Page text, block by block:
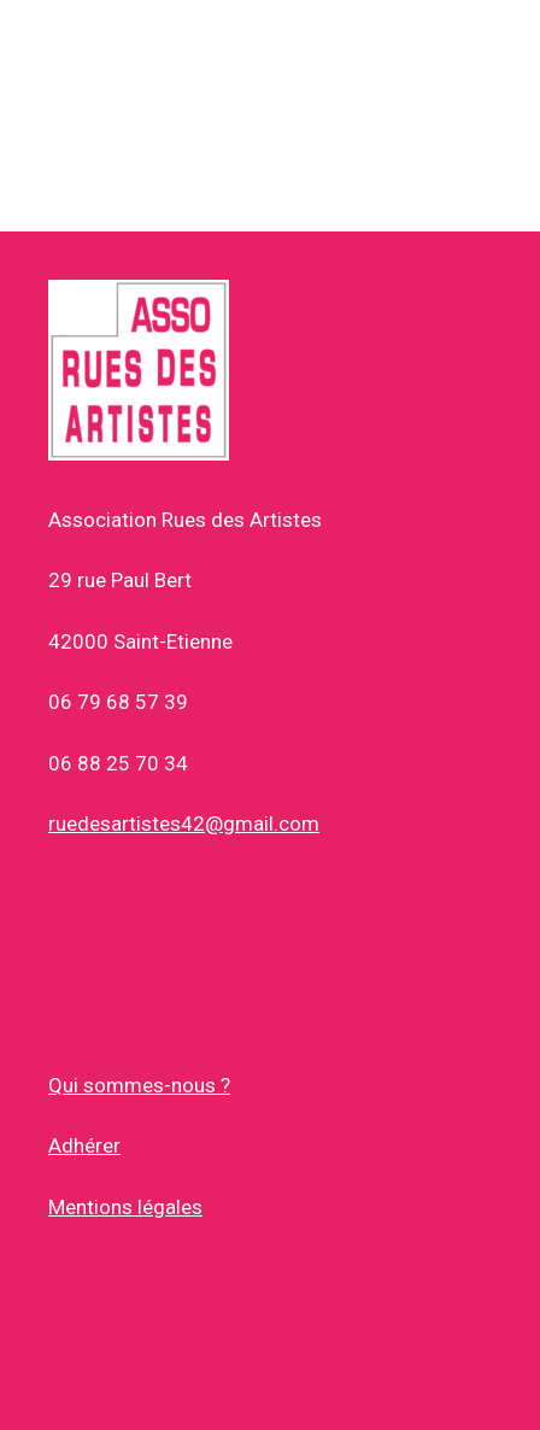
Association Rues des Artistes
29 rue Paul Bert
42000 Saint-Etienne
06 79 68 57 39
06 88 25 70 34
ruedesartistes42@gmail.com
Qui sommes-nous ?
Adhérer
Mentions légales